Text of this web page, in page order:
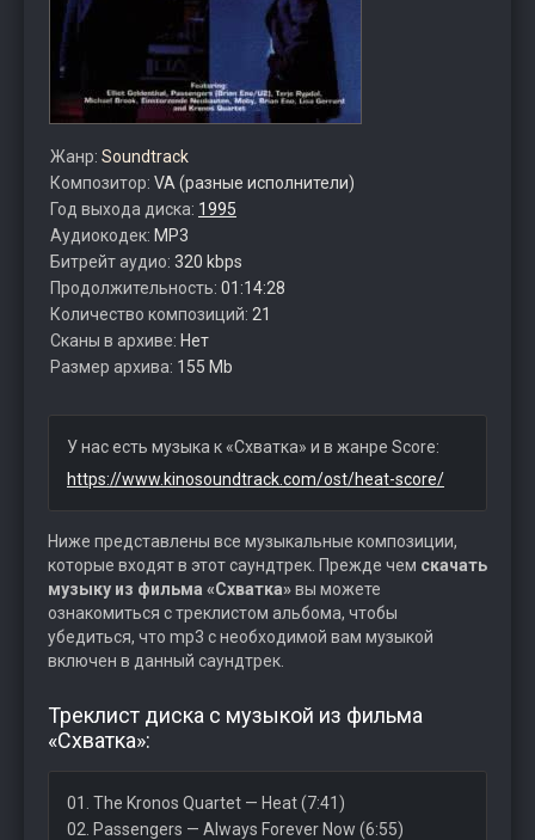
Жанр: Soundtrack
Композитор: VA (разные исполнители)
Год выхода диска: 1995
Аудиокодек: MP3
Битрейт аудио: 320 kbps
Продолжительность: 01:14:28
Количество композиций: 21
Сканы в архиве: Нет
Размер архива: 155 Mb
У нас есть музыка к «Схватка» и в жанре Score:
https://www.kinosoundtrack.com/ost/heat-score/
Ниже представлены все музыкальные композиции,
которые входят в этот саундтрек. Прежде чем скачать
музыку из фильма «Схватка»вы можете
ознакомиться с треклистом альбома, чтобы
убедиться, что mp3 с необходимой вам музыкой
включен в данный саундтрек.
Треклист диска с музыкой из фильма
«Схватка»:
01. The Kronos Quartet — Heat (7:41)
02. Passengers — Always Forever Now (6:55)